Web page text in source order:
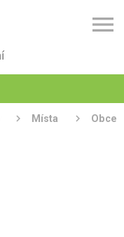

Místa
Obce